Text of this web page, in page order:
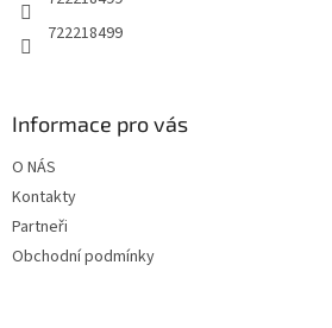
722218499
Informace pro vás
O NÁS
Kontakty
Partneři
Obchodní podmínky